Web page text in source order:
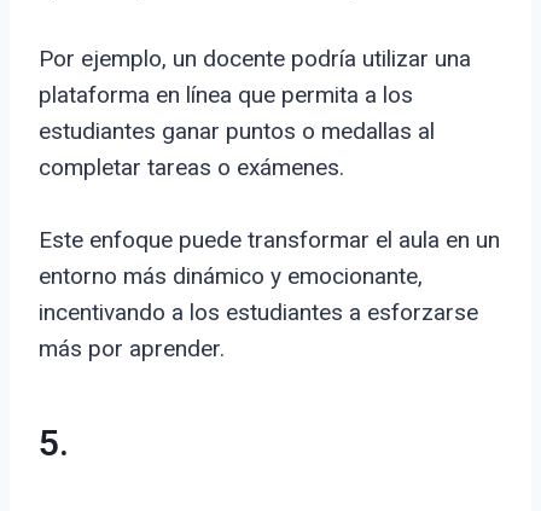
Por ejemplo, un docente podría utilizar una
plataforma en línea que permita a los
estudiantes ganar puntos o medallas al
completar tareas o exámenes.
Este enfoque puede transformar el aula en un
entorno más dinámico y emocionante,
incentivando a los estudiantes a esforzarse
más por aprender.
5.